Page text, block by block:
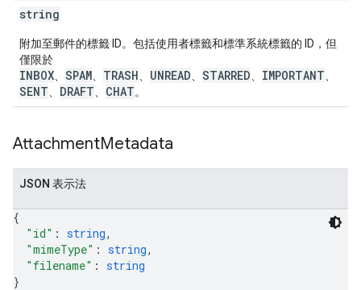
string
附加至郵件的標籤 ID。包括使用者標籤和標準系統標籤的 ID，但
僅限於
INBOX SPAM TRASH UNREAD STARRED IMPORTANT
SENT DRAFT CHAT。
AttachmentMetadata
JSON 表示法
{
"id" : string,
"mimeType" : string,
"filename" : string
}